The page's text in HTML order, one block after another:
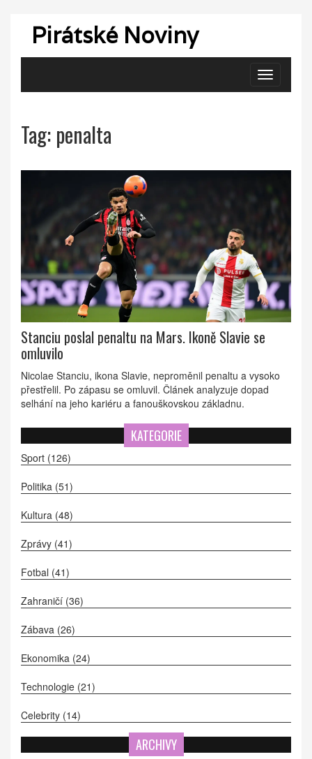
Pirátské Noviny
Zobrazit
navigaci
Tag: penalta
Stanciu poslal penaltu na Mars. Ikoně Slavie se
omluvilo
Nicolae Stanciu, ikona Slavie, neproměnil penaltu a vysoko
přestřelil. Po zápasu se omluvil. Článek analyzuje dopad
selhání na jeho kariéru a fanouškovskou základnu.
KATEGORIE
Sport (126)
Politika (51)
Kultura (48)
Zprávy (41)
Fotbal (41)
Zahraničí (36)
Zábava (26)
Ekonomika (24)
Technologie (21)
Celebrity (14)
ARCHIVY